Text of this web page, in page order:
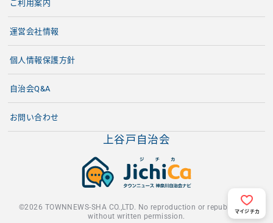
上谷戸自治会
ご利用案内
運営会社情報
個人情報保護方針
自治会Q&A
お問い合わせ
©2026 TOWNNEWS-SHA CO.,LTD. No reproduction or republication
without written permission.
マイジチカ